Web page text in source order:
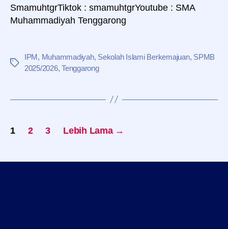
SmamuhtgrTiktok : smamuhtgrYoutube : SMA
Muhammadiyah Tenggarong
Tag
IPM, Muhammadiyah, Sekolah Islami Berkemajuan, SPMB
2025/2026,Tenggarong
Paginasi
1 2 3 Lebih Lama →